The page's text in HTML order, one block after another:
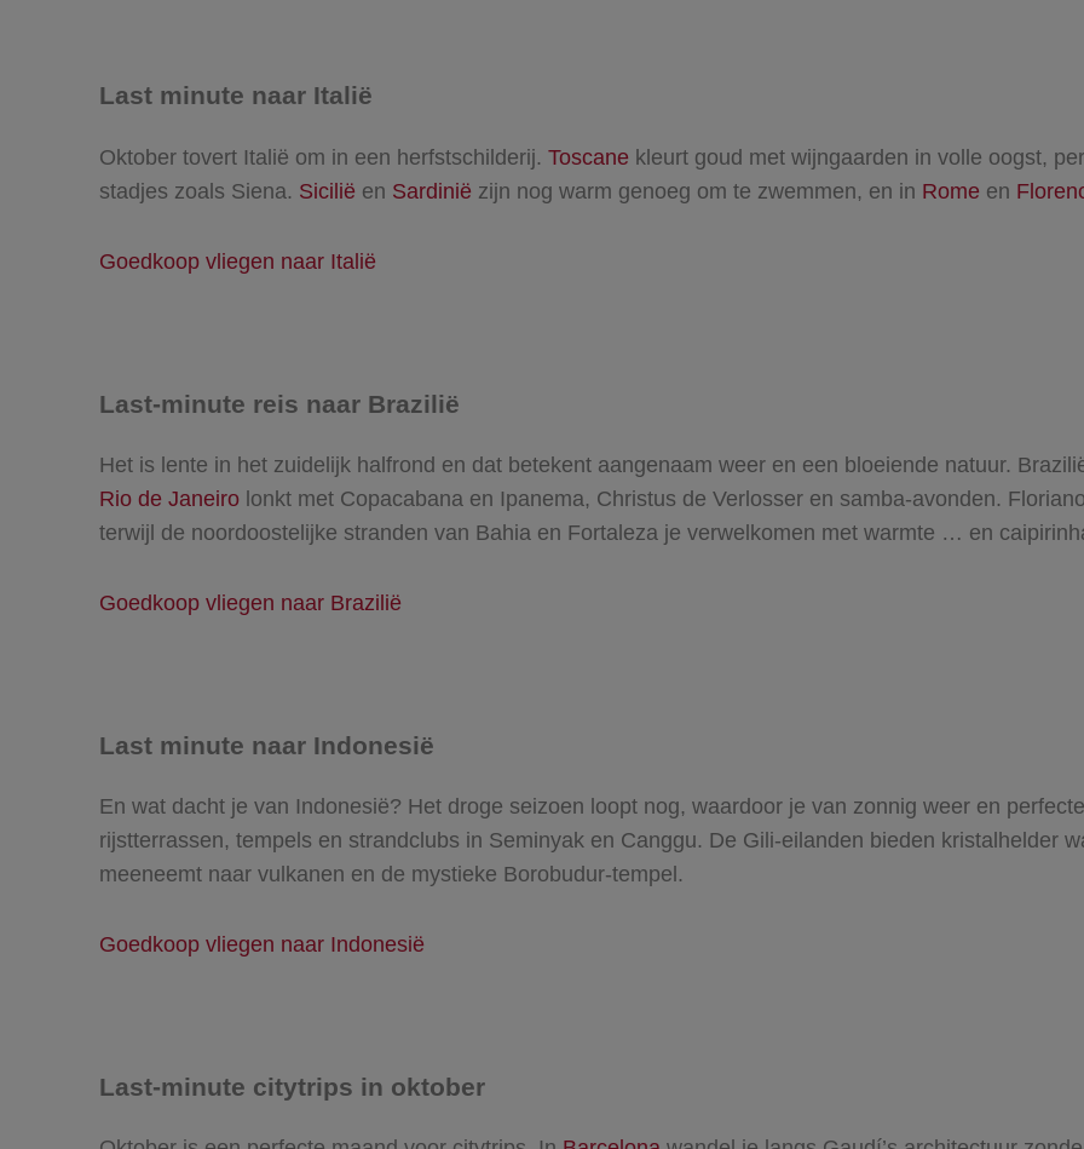
Last minute naar Italië
Oktober tovert Italië om in een herfstschilderij. Toscane kleurt goud met wijngaarden in volle oogst,
stadjes zoals Siena. Sicilië en Sardinië zijn nog warm genoeg om te zwemmen, en in Rome en
Goedkoop vliegen naar Italië
Last-minute reis naar Brazilië
Het is lente in het zuidelijk halfrond en dat betekent aangenaam weer en een bloeiende natuur.
Rio de Janeiro lonkt met Copacabana en Ipanema, Christus de Verlosser en samba-avonden.
terwijl de noordoostelijke stranden van Bahia en Fortaleza je verwelkomen met warmte … en
Goedkoop vliegen naar Brazilië
Last minute naar Indonesië
En wat dacht je van Indonesië? Het droge seizoen loopt nog, waardoor je van zonnig weer en
rijstterrassen, tempels en strandclubs in Seminyak en Canggu. De Gili-eilanden bieden kristalhelder
meeneemt naar vulkanen en de mystieke Borobudur-tempel.
Goedkoop vliegen naar Indonesië
Last-minute citytrips in oktober